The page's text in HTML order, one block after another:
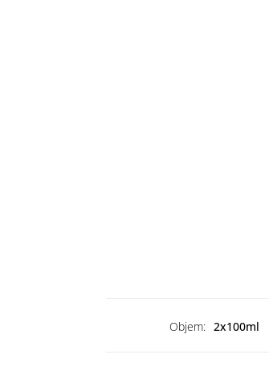
Objem: 2x100ml